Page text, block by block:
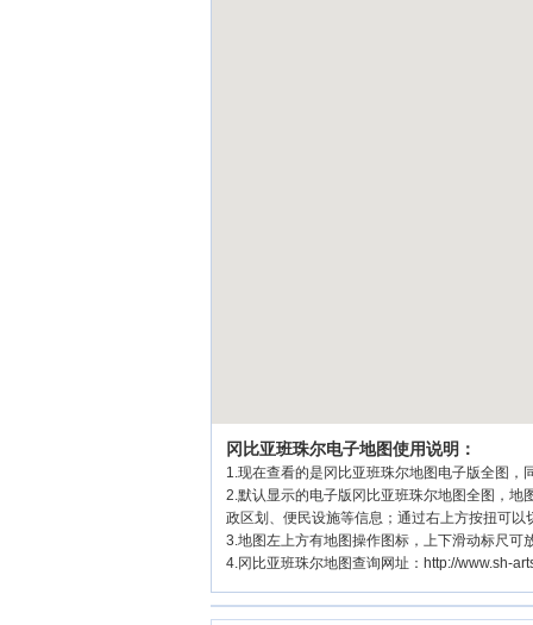
冈比亚班珠尔电子地图使用说明：
1.现在查看的是冈比亚班珠尔地图电子版全图，
2.默认显示的电子版冈比亚班珠尔地图全图，
政区划、便民设施等信息；通过右上方按扭可以
3.地图左上方有地图操作图标，上下滑动标尺可
4.冈比亚班珠尔地图查询网址：http://www.sh-